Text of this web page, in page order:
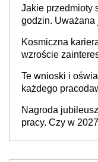
Jakie przedmioty
godzin. Uważana
Kosmiczna
wzroście
Te wnioski i
każdego
Nagroda
pracy. Czy w